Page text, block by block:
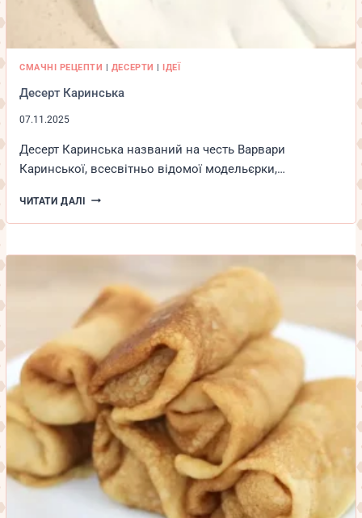
СМАЧНІ РЕЦЕПТИ | ДЕСЕРТИ |ІДЕЇ
Десерт Каринська
07.11.2025
Десерт Каринська названий на честь Варвари
Каринської, всесвітньо відомої модельєрки,…
ЧИТАТИ ДАЛІ ДЕСЕРТ